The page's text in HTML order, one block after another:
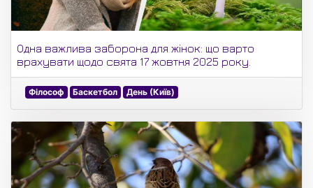
Одна важлива заборона для жінок: що варто
врахувати щодо свята 17 жовтня 2025 року.
Філософ Баскетбол День (Київ)